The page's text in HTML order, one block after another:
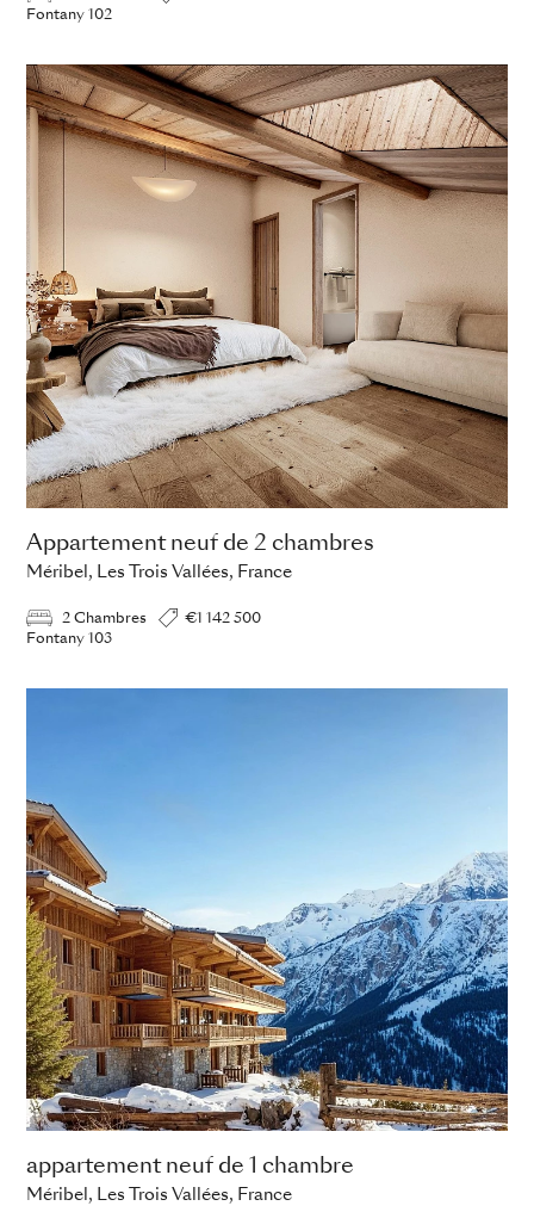
Fontany 102
Appartement neuf de 2 chambres
Méribel, Les Trois Vallées, France
2 Chambres
€1 142 500
Fontany 103
appartement neuf de 1 chambre
Méribel, Les Trois Vallées, France